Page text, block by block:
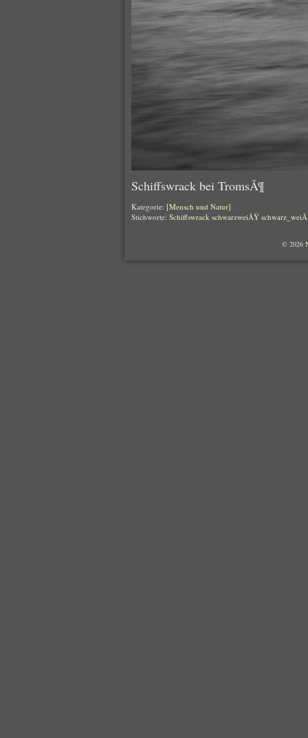
Schiffswrack bei TromsÃ¶
Kategorie: [Mensch und Natur]
Stichworte: Schiffswrack schwarzweiÃŸ
© 2026